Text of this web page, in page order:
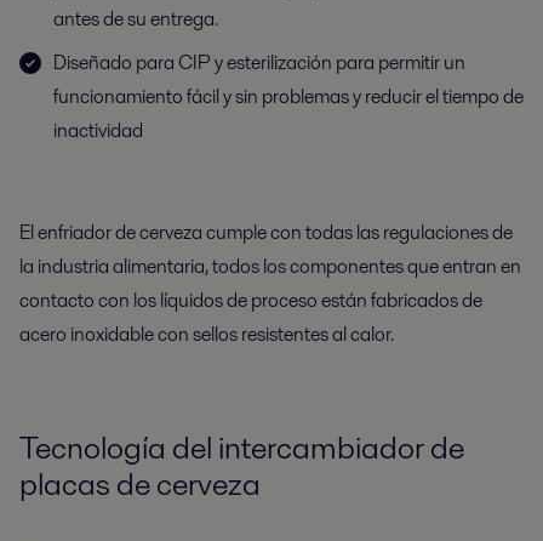
antes de su entrega.
Diseñado para CIP y esterilización para permitir un
funcionamiento fácil y sin problemas y reducir el tiempo de
inactividad
El enfriador de cerveza cumple con todas las regulaciones de
la industria alimentaria, todos los componentes que entran en
contacto con los líquidos de proceso están fabricados de
acero inoxidable con sellos resistentes al calor.
Tecnología del intercambiador de
placas de cerveza